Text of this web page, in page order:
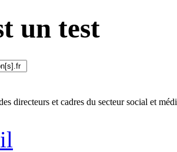
un test
directeurs et cadres du secteur social et